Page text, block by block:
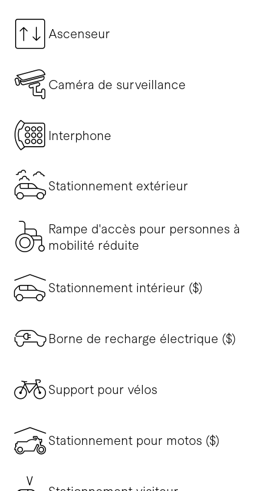
Ascenseur
Caméra de surveillance
Interphone
Stationnement extérieur
Rampe d'accès pour personnes à
mobilité réduite
Stationnement intérieur ($)
Borne de recharge électrique ($)
Support pour vélos
Stationnement pour motos ($)